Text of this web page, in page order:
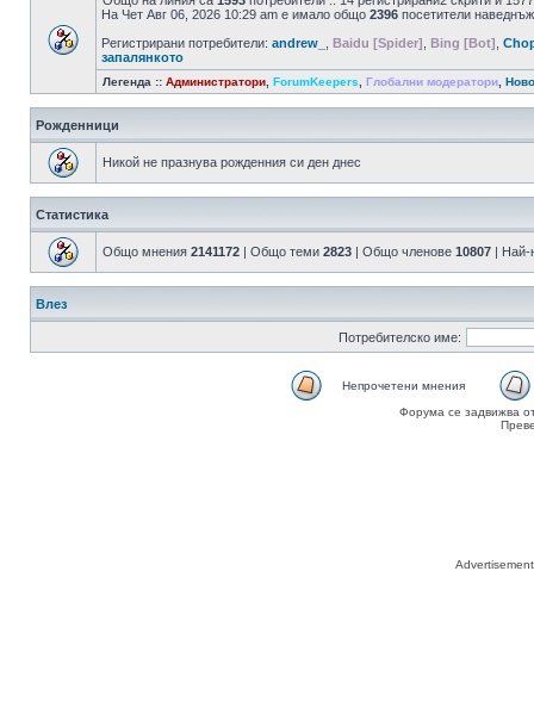
На Чет Авг 06, 2026 10:29 am е имало общо 2396 посетители
Регистрирани потребители: andrew_ Baidu [Spider] Bing [Bot]
запалянкото
Легенда :: Администратори ForumKeepers Глобални модератори
Рожденници
Никой не празнува рожденния си ден днес
Статистика
Общо мнения 2141172 | Общо теми 2823 | Общо членове 10807 |
Влез
Потребителско име:
Непрочетени мнения
Форума се задвижва